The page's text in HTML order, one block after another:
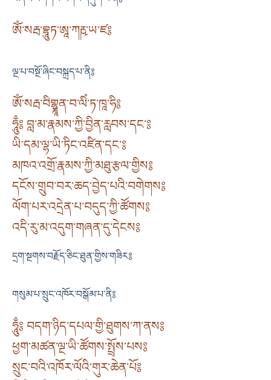
ཨོཾ་སརྦ་བྷཱུཏ་ཨཱ་ཀརྵ་ཡ་ཛ༔
ལྔ་པ་བསྔོ་ཞིང་བསྐྲད་པ་ནི༔
ཨོཾ་སརྦ་བིགྷྣཱན་བ་ལིཾ་ཏ་ཁཱ་ཧི༔
ཧཱུྃ༔ བླ་མ་རྣམས་ཀྱི་བྱིན་རླབས་དང་༔
ཡི་དམ་ལྷ་ཡི་ཏིང་འཛིན་དང་༔
མཁའ་འགྲོ་རྣམས་ཀྱི་མཐུ་རྩལ་གྱིས༔
དངོས་གྲུབ་བར་ཆད་བྱེད་པའི་བགེགས༔
ལོག་པར་འདྲེན་པ་བདུད་ཀྱི་ཚོགས༔
འདི་རུ་མ་འདུག་གཞན་དུ་དེངས༔
དྲག་སྔགས་བརྗོད་ཅིང་ཐུན་གྱིས་གཟིར༔
གསུམ་པ་སྲུང་འཁོར་བསྒོམ་པ་ནི༔
ཧཱུྃ༔ བདག་ཉིད་དཔལ་གྱི་ཐུགས་ཀ་ནས༔
ཕྱག་མཚན་ལྔ་ཡི་ཚོགས་སྤྲོས་པས༔
སྲུང་བའི་འཁོར་ལོའི་གུར་ཆེན་པོ༔